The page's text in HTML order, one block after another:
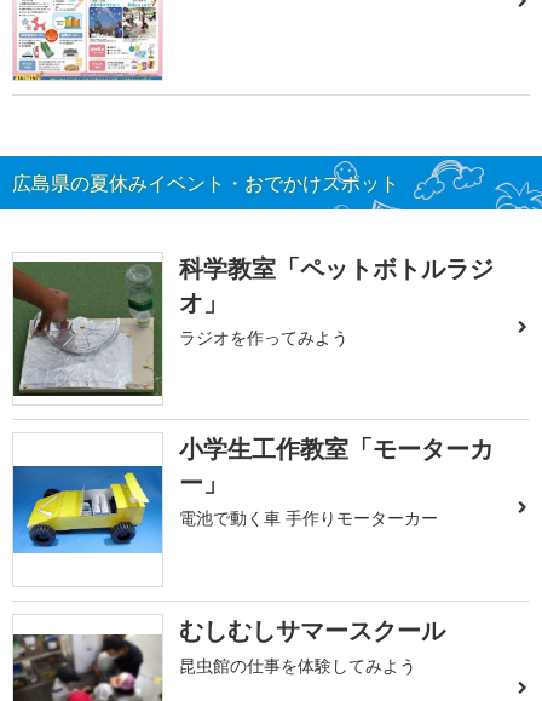
広島県の夏休みイベント・おでかけスポット
科学教室「ペットボトルラジ
オ」
ラジオを作ってみよう
小学生工作教室「モーターカ
ー」
電池で動く車 手作りモーターカー
むしむしサマースクール
昆虫館の仕事を体験してみよう